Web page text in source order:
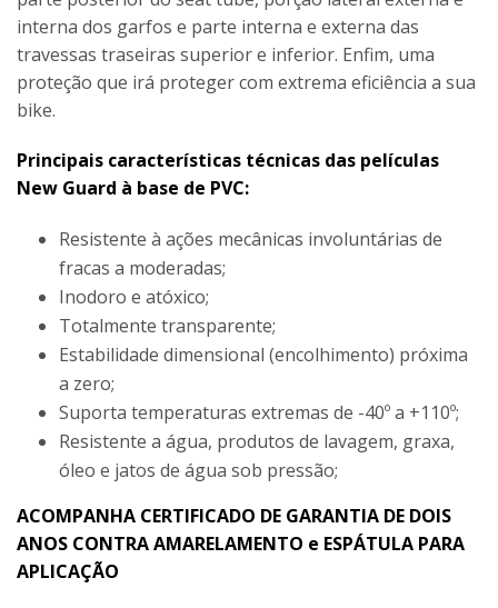
interna dos garfos e parte interna e externa das
travessas traseiras superior e inferior. Enfim, uma
proteção que irá proteger com extrema eficiência a sua
bike.
Principais características técnicas das películas
New Guard à base de PVC:
Resistente à ações mecânicas involuntárias de
fracas a moderadas;
Inodoro e atóxico;
Totalmente transparente;
Estabilidade dimensional (encolhimento) próxima
a zero;
Suporta temperaturas extremas de -40º a +110º;
Resistente a água, produtos de lavagem, graxa,
óleo e jatos de água sob pressão;
ACOMPANHA CERTIFICADO DE GARANTIA DE DOIS
ANOS CONTRA AMARELAMENTO e ESPÁTULA PARA
APLICAÇÃO